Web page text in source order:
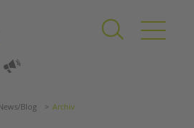
Blog Archiv